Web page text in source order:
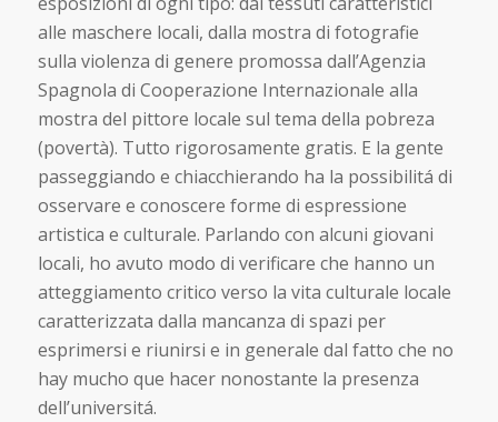
alle maschere locali, dalla mostra di fotografie
sulla violenza di genere promossa dall’Agenzia
Spagnola di Cooperazione Internazionale alla
mostra del pittore locale sul tema della pobreza
(povertà). Tutto rigorosamente gratis. E la gente
passeggiando e chiacchierando ha la possibilitá di
osservare e conoscere forme di espressione
artistica e culturale. Parlando con alcuni giovani
locali, ho avuto modo di verificare che hanno un
atteggiamento critico verso la vita culturale locale
caratterizzata dalla mancanza di spazi per
esprimersi e riunirsi e in generale dal fatto che no
hay mucho que hacer nonostante la presenza
dell’universitá.